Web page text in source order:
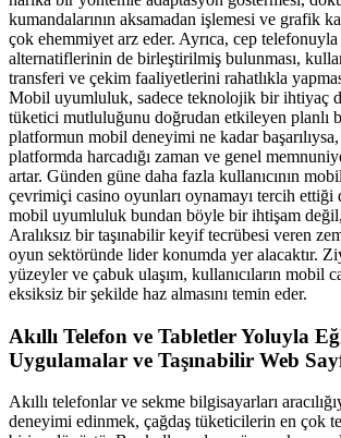
kumandalarının aksamadan işlemesi ve grafik
çok ehemmiyet arz eder. Ayrıca, cep
alternatiflerinin de birleştirilmiş bulunması,
transferi ve çekim faaliyetlerini rahatlıkla
Mobil uyumluluk, sadece teknolojik bir ihtiyaç
tüketici mutluluğunu doğrudan etkileyen planlı
platformun mobil deneyimi ne kadar başarılıysa,
platformda harcadığı zaman ve genel
artar. Günden güne daha fazla kullanıcının
çevrimiçi casino oyunları oynamayı tercih ettiği
mobil uyumluluk bundan böyle bir ihtişam
Aralıksız bir taşınabilir keyif tecrübesi veren
oyun sektöründe lider konumda yer alacaktır.
yüzeyler ve çabuk ulaşım, kullanıcıların mobil
eksiksiz bir şekilde haz almasını temin eder.
Akıllı Telefon ve Tabletler Yoluyla
Uygulamalar ve Taşınabilir Web
Akıllı telefonlar ve sekme bilgisayarları
deneyimi edinmek, çağdaş tüketicilerin en çok